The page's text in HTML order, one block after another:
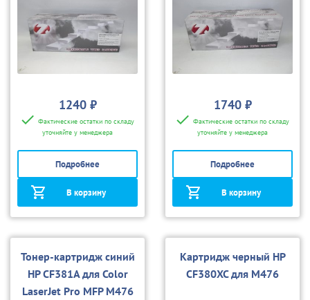
1240 ₽
Фактические остатки по складу
уточняйте у менеджера
Подробнее
В корзину
1740 ₽
Фактические остатки по складу
уточняйте у менеджера
Подробнее
В корзину
Тонер-картридж синий
HP CF381A для Color
LaserJet Pro MFP M476
Картридж черный HP
CF380XC для M476